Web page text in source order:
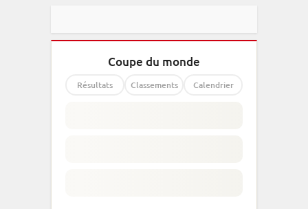
Coupe du monde
Résultats Classements Calendrier